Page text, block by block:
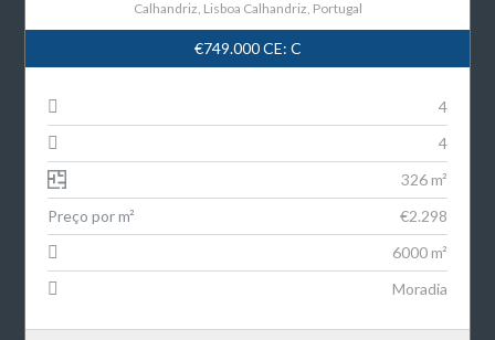
Calhandriz, Lisboa Calhandriz, Portugal
€749.000CE: C
4
4
326 m²
Preço por m²
€2.298
6000 m²
Moradia